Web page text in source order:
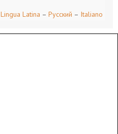
Lingua Latina – Русский – Italiano